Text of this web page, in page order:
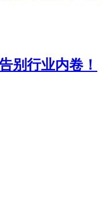
别行业内卷！